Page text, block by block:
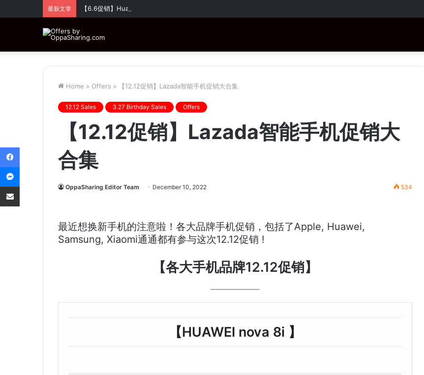
最新文章 【6.6促销】Huawei 超值优惠！全场折扣高达RM1,000！购买指定商品还有免费赠品！
Home > Offers > 【12.12促销】Lazada智能手机促销大合集
12.12 Sales 3.27 Birthday Sales Offers
【12.12促销】Lazada智能手机促销大
合集
OppaSharing Editor Team December 10, 2022 534
最近想换新手机的注意啦！各大品牌手机促销，包括了Apple, Huawei,
Samsung, Xiaomi通通都有参与这次12.12促销 !
【各大手机品牌12.12促销】
【HUAWEI nova 8i 】
Facebook
Messenger
Share via Email